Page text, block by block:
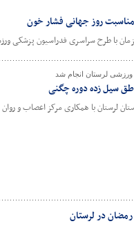
مناسبت روز جهانی فشار خون
با طرح سراسری فدراسیون پزشکی
لرستان انجام شد
سیل زده دوره چگنی
لرستان با همکاری مرکز اعصاب و
رمضان در لرستان